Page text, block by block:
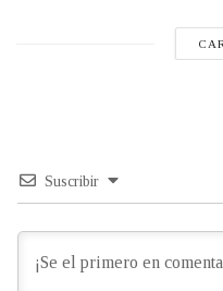
Suscribir